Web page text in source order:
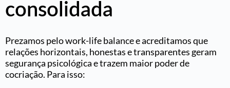
consolidada
Prezamos pelo work-life balance e acreditamos que
relações horizontais, honestas e transparentes geram
segurança psicológica e trazem maior poder de
cocriação. Para isso: